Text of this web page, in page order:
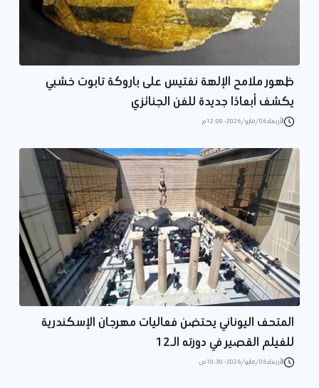
ظهور ملامح الإلهة نفتيس على باروكة تابوت خشبي
يكشف أبعادًا جديدة للفن الجنائزي
الأربعاء 06/مايو/2026 - 12:00 م
المتحف اليوناني يحتضن فعاليات مهرجان الإسكندرية
للفيلم القصير في دورته الـ12
الأربعاء 06/مايو/2026 - 10:30 ص